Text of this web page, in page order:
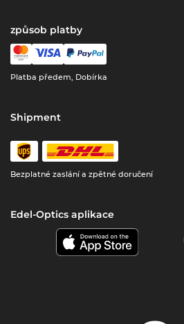
způsob platby
Platba předem, Dobírka
Shipment
Bezplatné zaslání a zpětné doručení
Edel-Optics aplikace